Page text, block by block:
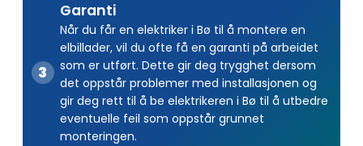
Garanti
Når du får en elektriker i Bø til å montere en
elbillader, vil du ofte få en garanti på arbeidet
som er utført. Dette gir deg trygghet dersom
det oppstår problemer med installasjonen og
gir deg rett til å be elektrikeren i Bø til å utbedre
eventuelle feil som oppstår grunnet
monteringen.